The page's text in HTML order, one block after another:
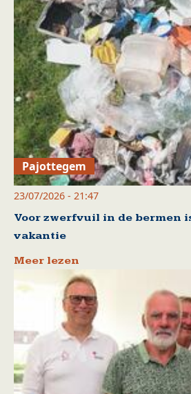
Pajottegem
23/07/2026 - 21:47
Voor zwerfvuil in de bermen
vakantie
Meer lezen